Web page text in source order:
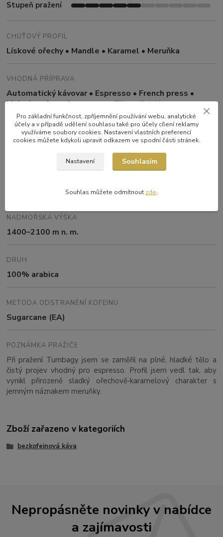
Stupeň pražení
CHUŤOVÝ PROFIL
Lískové ořechy • Mandle • Karamel • Meruňka
VHODNÁ PŘÍPRAVA
Automatický kávovar • Espresso • French press •
Moka konvice • Aeropress •Filtr • Cold brew
PŮVOD
Kolumbie – Cauca, Tolima, Antioquia a Eje Cafetero
NADMOŘSKÁ VÝŠKA
1400–2100 m n. m.
DRUH
100% arabica
METODA ODSTRANĚNÍ KOFEINU
Sugarcane (EA)
POZNÁMKA PRAŽIČE
Při pražení Tumbagy jsem se zaměřil na plné, hladké tělo a
čistý projev vhodný pro espresso. Profil jsem vedl tak, aby
vynikl přirozeně sladký ořechově‑karamelový charakter s
jemným náznakem meruňky.
Zboží zařazeno v kategoriích
bezkofeinová káva
Nepropásněte novinky v nabídce
a zajímavosti
Pro základní funkčnost, zpříjemnění používání webu, analytické
účely a v případě udělení souhlasu také pro účely cílení reklamy
využíváme soubory cookies. Nastavení vlastních preferencí
cookies můžete kdykoli upravit odkazem ve spodní části stránek.
Nastavení Souhlasím
Souhlas můžete odmítnout zde.